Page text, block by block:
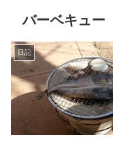
バーベキュー
日記